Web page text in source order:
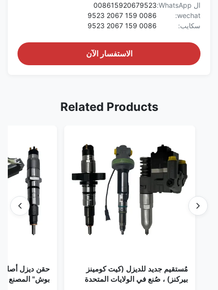
ال WhatsApp:
008615920679523
wechat:
0086 159 2067 9523
سكايب:
0086 159 2067 9523
الاستفسار الآن
Related Products
مُستقيم جديد للديزل (كيت كومينز
بيركنز) ، صُنع في الولايات المتحدة
حقن ديزل
بوش" المصنع في